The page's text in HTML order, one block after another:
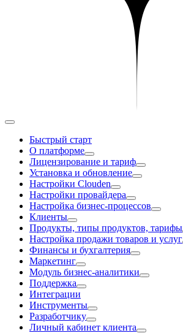
Быстрый старт
О платформе
Лицензирование и тариф
Установка и обновление
Настройки Clouden
Настройки провайдера
Настройка бизнес-процессов
Клиенты
Продукты, типы продуктов, тарифы
Настройка продажи товаров и услуг
Финансы и бухгалтерия
Маркетинг
Модуль бизнес-аналитики
Поддержка
Интеграции
Инструменты
Разработчику
Личный кабинет клиента